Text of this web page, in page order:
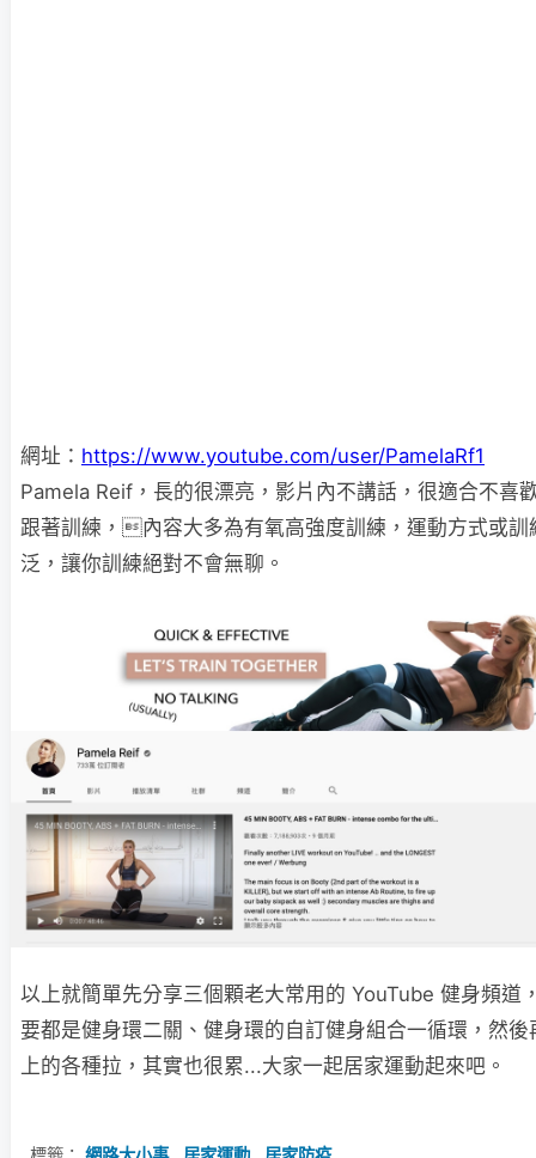
網址： https://www.youtube.com/user/PamelaRf1
Pamela Reif，長的很漂亮，影片內不講話，很適合不喜
跟著訓練，內容大多為有氧高強度訓練，運動方式或訓
泛，讓你訓練絕對不會無聊。
以上就簡單先分享三個顆老大常用的 YouTube 健身頻道
要都是健身環二關、健身環的自訂健身組合一循環，然後
上的各種拉，其實也很累...大家一起居家運動起來吧。